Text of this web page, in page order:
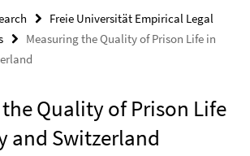
Freie Universität Empirical Legal
Measuring the Quality of Prison Life in
Quality of Prison Life
and Switzerland